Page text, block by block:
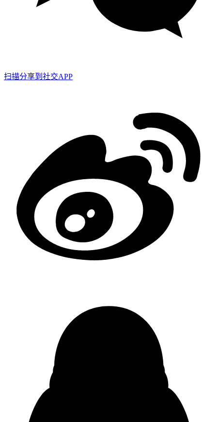
扫描分享到社交APP